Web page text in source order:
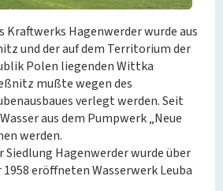
Kraftwerks Hagenwerder wurde aus
und der auf dem Territorium der
Polen liegenden Wittka
mußte wegen des
verlegt werden. Seit
aus dem Pumpwerk „Neue
werden.
Siedlung Hagenwerder wurde über
eröffneten Wasserwerk Leuba